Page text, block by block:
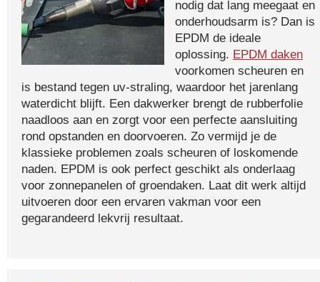
nodig dat lang meegaat en
onderhoudsarm is? Dan is
EPDM de ideale
oplossing. EPDM daken
voorkomen scheuren en
is bestand tegen uv-straling, waardoor het jarenlang
waterdicht blijft. Een dakwerker brengt de rubberfolie
naadloos aan en zorgt voor een perfecte aansluiting
rond opstanden en doorvoeren. Zo vermijd je de
klassieke problemen zoals scheuren of loskomende
naden. EPDM is ook perfect geschikt als onderlaag
voor zonnepanelen of groendaken. Laat dit werk altijd
uitvoeren door een ervaren vakman voor een
gegarandeerd lekvrij resultaat.